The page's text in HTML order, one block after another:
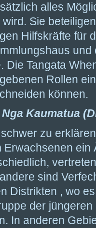
alles
wird. Sie
Hilfskräfte für
Die Tangata
Rollen
können.
Kaumatua
zu
Erwachsenen ein
sind
Distrikten , wo
der
In anderen